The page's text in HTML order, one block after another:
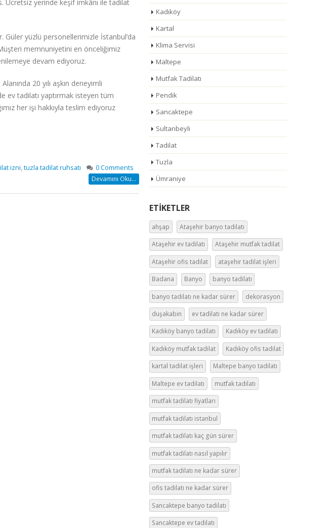
Ücretsiz yerinde keşif imkânı ile tadilat
yüzlü personellerimizle İstanbul’da
memnuniyetini en önceliğimiz
devam ediyoruz.
20 yılı aşkın deneyimli
ev tadilatı yaptırmak isteyen tüm
her işi hakkıyla teslim ediyoruz
izni,tuzla tadilat ruhsatı
0 Comments
Devamını Oku...
Kadıköy
Kartal
Klima Servisi
Maltepe
Mutfak Tadilatı
Pendik
Sancaktepe
Sultanbeyli
Tadilat
Tuzla
Ümraniye
ETIKETLER
ahşap Ataşehir banyo tadilatı
Ataşehir ev tadilatı Ataşehir mutfak tadilat
Ataşehir ofis tadilat ataşehir tadilat işleri
Badana Banyo banyo tadilatı
banyo tadilatı ne kadar sürer dekorasyon
duşakabin ev tadilatı ne kadar sürer
Kadıköy banyo tadilatı Kadıköy ev tadilatı
Kadıköy mutfak tadilat Kadıköy ofis tadilat
kartal tadilat işleri Maltepe banyo tadilatı
Maltepe ev tadilatı mutfak tadilatı
mutfak tadilatı fiyatları
mutfak tadilatı istanbul
mutfak tadilatı kaç gün sürer
mutfak tadilatı nasıl yapılır
mutfak tadilatı ne kadar sürer
ofis tadilatı ne kadar sürer
Sancaktepe banyo tadilatı
Sancaktepe ev tadilatı